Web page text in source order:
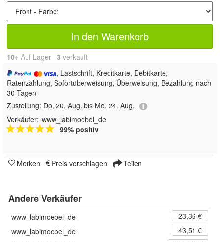
In den Warenkorb
10+ Auf Lager 3 verkauft
, Lastschrift, Kreditkarte, Debitkarte,
Ratenzahlung, Sofortüberweisung, Überweisung, Bezahlung nach
30 Tagen
Zustellung: Do, 20. Aug. bis Mo, 24. Aug.
Verkäufer: www_labimoebel_de
99% positiv
Merken Preis vorschlagen Teilen
Andere Verkäufer
www_labimoebel_de
23,36 €
www_labimoebel_de
43,51 €